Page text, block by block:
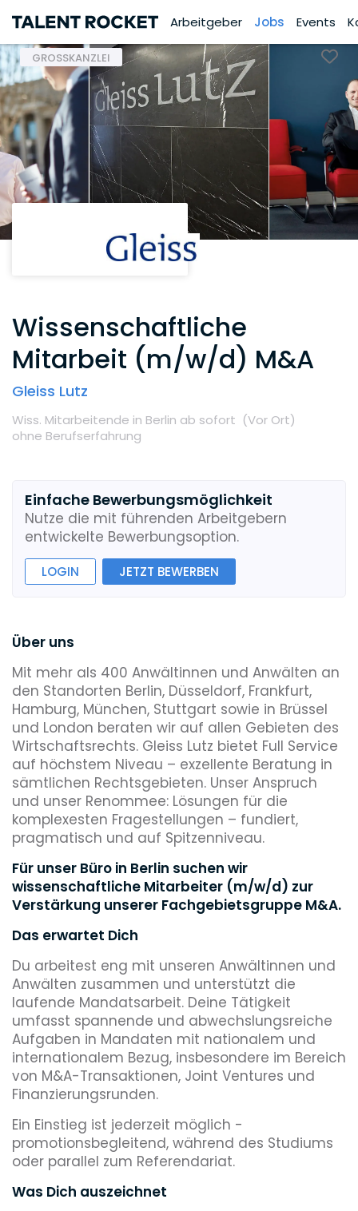
Arbeitgeber Jobs Events
GROSSKANZLEI
Wissenschaftliche
Mitarbeit (m/w/d) M&A
Gleiss Lutz
Wiss. Mitarbeitende in Berlin ab sofort (Vor Ort)
ohne Berufserfahrung
Einfache Bewerbungsmöglichkeit
Nutze die mit führenden Arbeitgebern
entwickelte Bewerbungsoption.
LOGIN JETZT BEWERBEN
Über uns
Mit mehr als 400 Anwältinnen und Anwälten an
den Standorten Berlin, Düsseldorf, Frankfurt,
Hamburg, München, Stuttgart sowie in Brüssel
und London beraten wir auf allen Gebieten des
Wirtschaftsrechts. Gleiss Lutz bietet Full Service
auf höchstem Niveau – exzellente Beratung in
sämtlichen Rechtsgebieten. Unser Anspruch
und unser Renommee: Lösungen für die
komplexesten Fragestellungen – fundiert,
pragmatisch und auf Spitzenniveau.
Für unser Büro in Berlin suchen wir
wissenschaftliche Mitarbeiter (m/w/d) zur
Verstärkung unserer Fachgebietsgruppe M&A.
Das erwartet Dich
Du arbeitest eng mit unseren Anwältinnen und
Anwälten zusammen und unterstützt die
laufende Mandatsarbeit. Deine Tätigkeit
umfasst spannende und abwechslungsreiche
Aufgaben in Mandaten mit nationalem und
internationalem Bezug, insbesondere im Bereich
von M&A-Transaktionen, Joint Ventures und
Finanzierungsrunden.
Ein Einstieg ist jederzeit möglich -
promotionsbegleitend, während des Studiums
oder parallel zum Referendariat.
Was Dich auszeichnet